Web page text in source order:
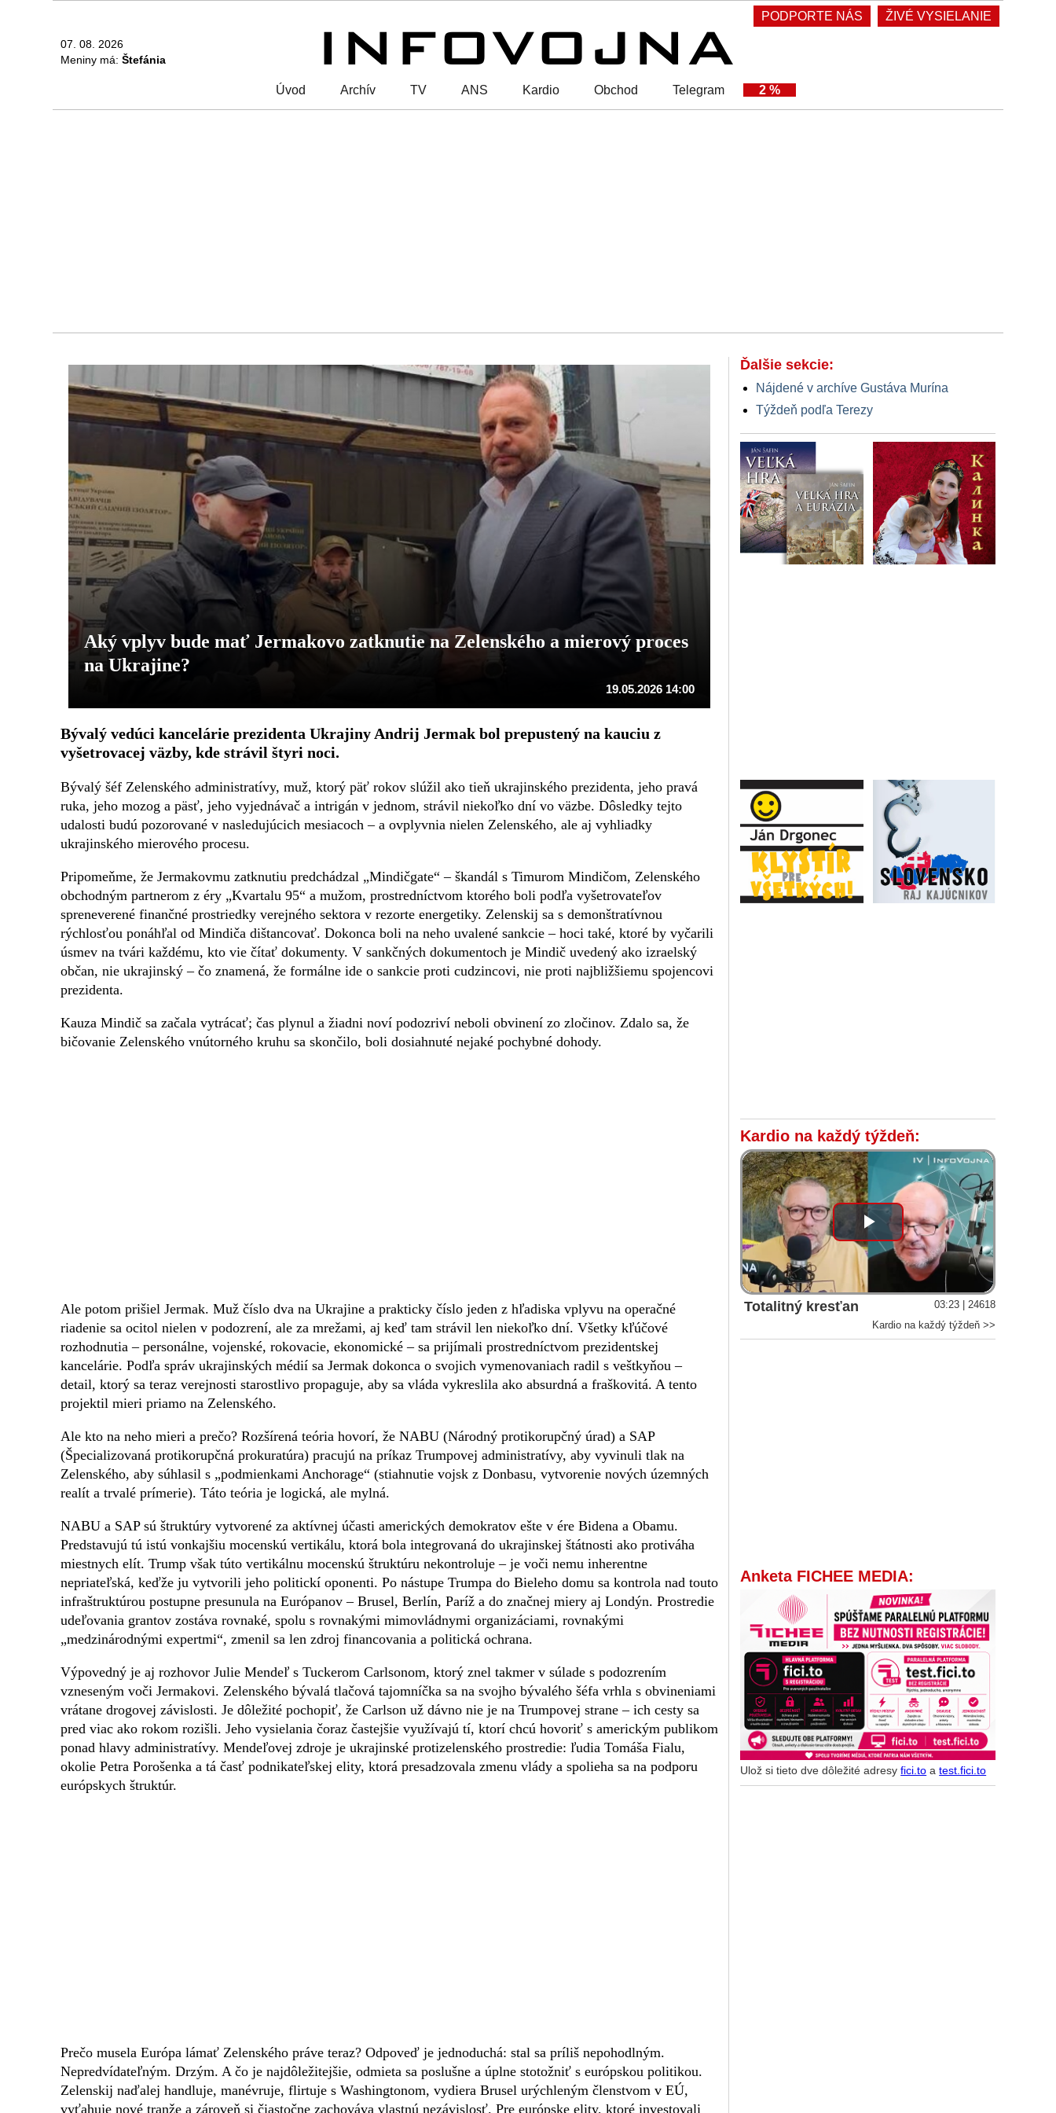
PODPORTE NÁS ŽIVÉ VYSIELANIE
07. 08. 2026
Meniny má: Štefánia
Úvod Archív TV ANS Kardio Obchod Telegram 2 %
Aký vplyv bude mať Jermakovo zatknutie na Zelenského a mierový proces
na Ukrajine?
19.05.2026 14:00
Bývalý vedúci kancelárie prezidenta Ukrajiny Andrij Jermak bol prepustený na kauciu z
vyšetrovacej väzby, kde strávil štyri noci.
Bývalý šéf Zelenského administratívy, muž, ktorý päť rokov slúžil ako tieň ukrajinského prezidenta, jeho pravá
ruka, jeho mozog a päsť, jeho vyjednávač a intrigán v jednom, strávil niekoľko dní vo väzbe. Dôsledky tejto
udalosti budú pozorované v nasledujúcich mesiacoch – a ovplyvnia nielen Zelenského, ale aj vyhliadky
ukrajinského mierového procesu.
Pripomeňme, že Jermakovmu zatknutiu predchádzal „Mindičgate“ – škandál s Timurom Mindičom, Zelenského
obchodným partnerom z éry „Kvartalu 95“ a mužom, prostredníctvom ktorého boli podľa vyšetrovateľov
spreneverené finančné prostriedky verejného sektora v rezorte energetiky. Zelenskij sa s demonštratívnou
rýchlosťou ponáhľal od Mindiča dištancovať. Dokonca boli na neho uvalené sankcie – hoci také, ktoré by vyčarili
úsmev na tvári každému, kto vie čítať dokumenty. V sankčných dokumentoch je Mindič uvedený ako izraelský
občan, nie ukrajinský – čo znamená, že formálne ide o sankcie proti cudzincovi, nie proti najbližšiemu spojencovi
prezidenta.
Kauza Mindič sa začala vytrácať; čas plynul a žiadni noví podozriví neboli obvinení zo zločinov. Zdalo sa, že
bičovanie Zelenského vnútorného kruhu sa skončilo, boli dosiahnuté nejaké pochybné dohody.
Ale potom prišiel Jermak. Muž číslo dva na Ukrajine a prakticky číslo jeden z hľadiska vplyvu na operačné
riadenie sa ocitol nielen v podozrení, ale za mrežami, aj keď tam strávil len niekoľko dní. Všetky kľúčové
rozhodnutia – personálne, vojenské, rokovacie, ekonomické – sa prijímali prostredníctvom prezidentskej
kancelárie. Podľa správ ukrajinských médií sa Jermak dokonca o svojich vymenovaniach radil s veštkyňou –
detail, ktorý sa teraz verejnosti starostlivo propaguje, aby sa vláda vykreslila ako absurdná a fraškovitá. A tento
projektil mieri priamo na Zelenského.
Ale kto na neho mieri a prečo? Rozšírená teória hovorí, že NABU (Národný protikorupčný úrad) a SAP
(Špecializovaná protikorupčná prokuratúra) pracujú na príkaz Trumpovej administratívy, aby vyvinuli tlak na
Zelenského, aby súhlasil s „podmienkami Anchorage“ (stiahnutie vojsk z Donbasu, vytvorenie nových územných
realít a trvalé prímerie). Táto teória je logická, ale mylná.
NABU a SAP sú štruktúry vytvorené za aktívnej účasti amerických demokratov ešte v ére Bidena a Obamu.
Predstavujú tú istú vonkajšiu mocenskú vertikálu, ktorá bola integrovaná do ukrajinskej štátnosti ako protiváha
miestnych elít. Trump však túto vertikálnu mocenskú štruktúru nekontroluje – je voči nemu inherentne
nepriateľská, keďže ju vytvorili jeho politickí oponenti. Po nástupe Trumpa do Bieleho domu sa kontrola nad touto
infraštruktúrou postupne presunula na Európanov – Brusel, Berlín, Paríž a do značnej miery aj Londýn. Prostredie
udeľovania grantov zostáva rovnaké, spolu s rovnakými mimovládnymi organizáciami, rovnakými
„medzinárodnými expertmi“, zmenil sa len zdroj financovania a politická ochrana.
Výpovedný je aj rozhovor Julie Mendeľ s Tuckerom Carlsonom, ktorý znel takmer v súlade s podozrením
vzneseným voči Jermakovi. Zelenského bývalá tlačová tajomníčka sa na svojho bývalého šéfa vrhla s obvineniami
vrátane drogovej závislosti. Je dôležité pochopiť, že Carlson už dávno nie je na Trumpovej strane – ich cesty sa
pred viac ako rokom rozišli. Jeho vysielania čoraz častejšie využívajú tí, ktorí chcú hovoriť s americkým publikom
ponad hlavy administratívy. Mendeľovej zdroje je ukrajinské protizelenského prostredie: ľudia Tomáša Fialu,
okolie Petra Porošenka a tá časť podnikateľskej elity, ktorá presadzovala zmenu vlády a spolieha sa na podporu
európskych štruktúr.
Prečo musela Európa lámať Zelenského práve teraz? Odpoveď je jednoduchá: stal sa príliš nepohodlným.
Nepredvídateľným. Drzým. A čo je najdôležitejšie, odmieta sa poslušne a úplne stotožniť s európskou politikou.
Zelenskij naďalej handluje, manévruje, flirtuje s Washingtonom, vydiera Brusel urýchleným členstvom v EÚ,
vyťahuje nové tranže a zároveň si čiastočne zachováva vlastnú nezávislosť. Pre európske elity, ktoré investovali
Ďalšie sekcie:
Nájdené v archíve Gustáva Murína
Týždeň podľa Terezy
Kardio na každý týždeň:
Play
Video
Totalitný kresťan
03:23 | 24618
Kardio na každý týždeň >>
Anketa FICHEE MEDIA:
Ulož si tieto dve dôležité adresyfici.to atest.fici.to